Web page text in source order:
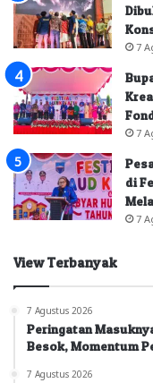
7
7
di
7
View Terbanyak
7 Agustus 2026
Peringatan
Besok, Momentum
7 Agustus 2026